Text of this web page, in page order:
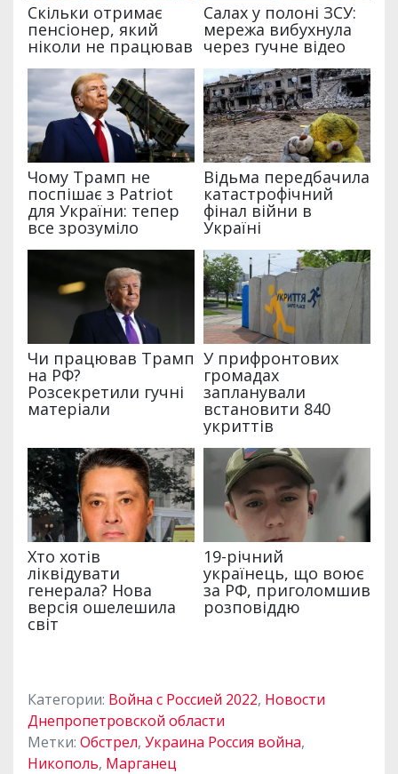
Категории: Война с Россией 2022, Новости
Днепропетровской области
Метки: Обстрел, Украина Россия война,
Никополь, Марганец